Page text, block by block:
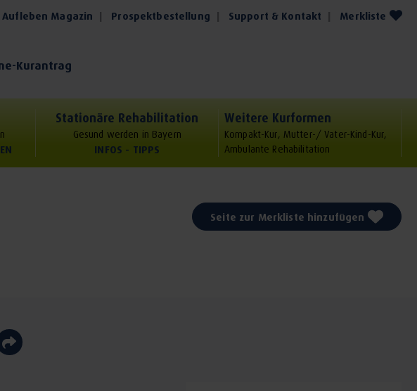
Aufleben Magazin Prospektbestellung Support & Kontakt Merkliste
Kurantrag
Stationäre Rehabilitation
Gesund werden in Bayern
INFOS - TIPPS
Weitere Kurformen
Kompakt-Kur, Mutter-/ Vater-Kind-Kur,
Ambulante Rehabilitation
Seite zur Merkliste hinzufügen